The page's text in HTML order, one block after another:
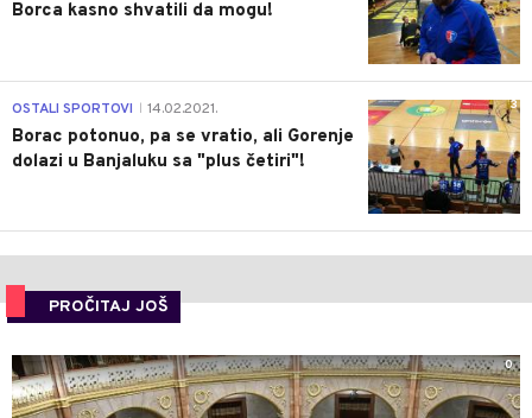
Borca kasno shvatili da mogu!
3
OSTALI SPORTOVI 14.02.2021.
Borac potonuo, pa se vratio, ali Gorenje
dolazi u Banjaluku sa "plus četiri"!
PROČITAJ JOŠ
0